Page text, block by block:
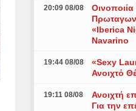
20:09 08/08
«Iberica
Navarino
19:44 08/08
«Sexy
Ανοιχτό
19:11 08/08
Ανοιχτή
Για την